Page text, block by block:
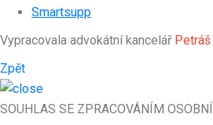
Smartsupp
Vypracovala advokátní kancelář
Zpět
SOUHLAS SE ZPRACOVÁNÍM